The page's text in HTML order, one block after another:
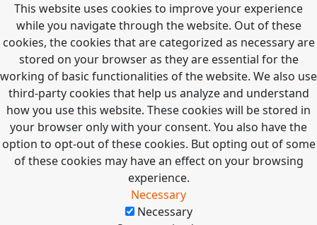
This website uses cookies to improve your experience
while you navigate through the website. Out of these
cookies, the cookies that are categorized as necessary are
stored on your browser as they are essential for the
working of basic functionalities of the website. We also use
third-party cookies that help us analyze and understand
how you use this website. These cookies will be stored in
your browser only with your consent. You also have the
option to opt-out of these cookies. But opting out of some
of these cookies may have an effect on your browsing
experience.
Necessary
Necessary